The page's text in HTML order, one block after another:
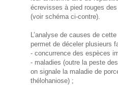
écrevisses à pied rouges
(voir schéma ci-contre).
L’analyse de causes de
permet de déceler plusieurs
- concurrence des espèces
- maladies (outre la peste
on signale la maladie de
thélohaniose) ;